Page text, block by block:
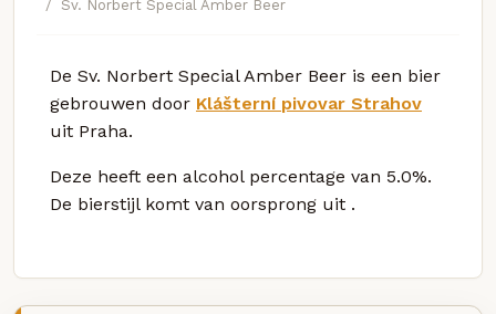
Sv. Norbert Special Amber Beer
De Sv. Norbert Special Amber Beer is een bier
gebrouwen door Klášterní pivovar Strahov
uit Praha.
Deze heeft een alcohol percentage van 5.0%.
De bierstijl komt van oorsprong uit .